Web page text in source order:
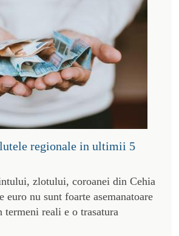
regionale in ultimii 5
zlotului, coroanei din Cehia
euro nu sunt foarte asemanatoare
termeni reali e o trasatura